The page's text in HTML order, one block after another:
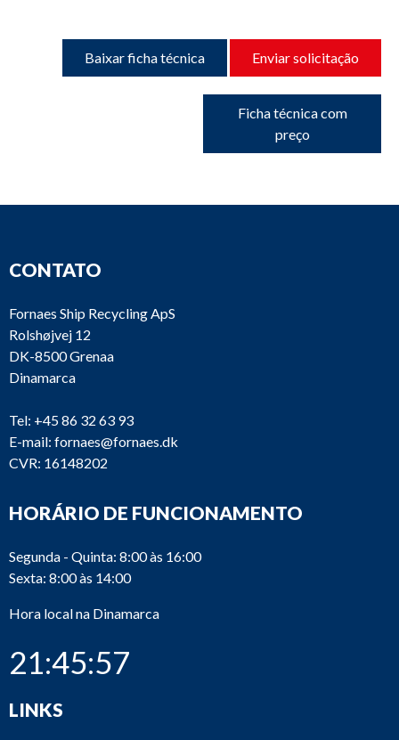
Baixar ficha técnica Enviar solicitação
Ficha técnica com
preço
CONTATO
Fornaes Ship Recycling ApS
Rolshøjvej 12
DK-8500 Grenaa
Dinamarca
Tel: +45 86 32 63 93
E-mail: fornaes@fornaes.dk
CVR: 16148202
HORÁRIO DE FUNCIONAMENTO
Segunda - Quinta: 8:00 às 16:00
Sexta: 8:00 às 14:00
Hora local na Dinamarca
21:45:57
LINKS